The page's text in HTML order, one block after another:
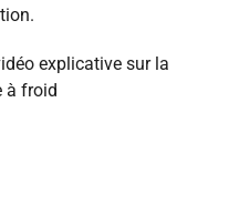
explicative sur la
à froid